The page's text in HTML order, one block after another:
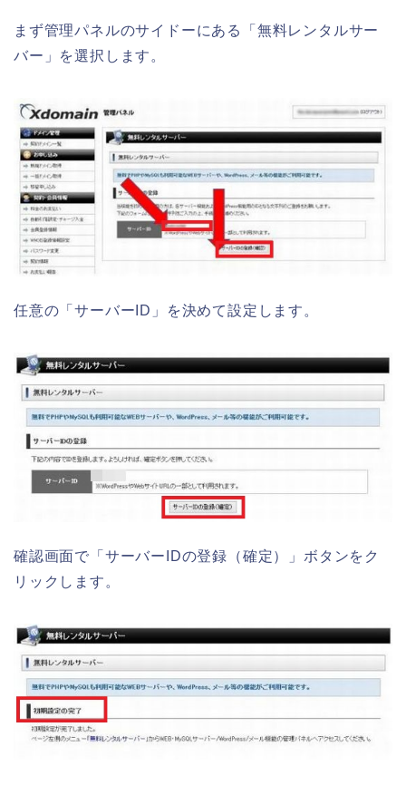
まず管理パネルのサイドーにある「無料レンタルサー
バー」を選択します。
任意の「サーバーID」を決めて設定します。
確認画面で「サーバーIDの登録（確定）」ボタンをク
リックします。